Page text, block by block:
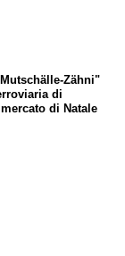
Zähni"
di
di Natale